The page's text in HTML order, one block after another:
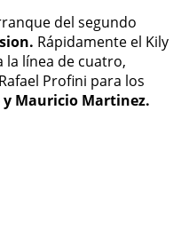
del segundo
Rápidamente el Kily
la línea de cuatro,
Profini para los
y Mauricio Martinez.